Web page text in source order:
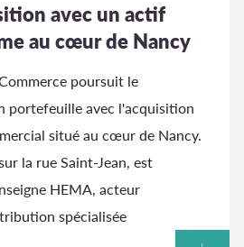
avec un actif
au cœur de Nancy
poursuit le
portefeuille avec l'acquisition
situé au cœur de Nancy.
la rue Saint-Jean, est
HEMA, acteur
spécialisée